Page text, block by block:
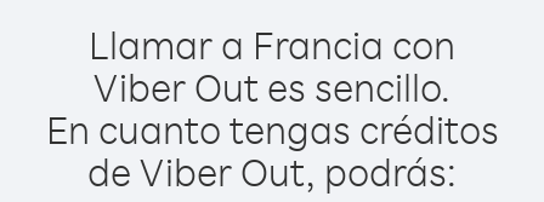
Llamar a Francia con
Viber Out es sencillo.
En cuanto tengas créditos
de Viber Out, podrás: